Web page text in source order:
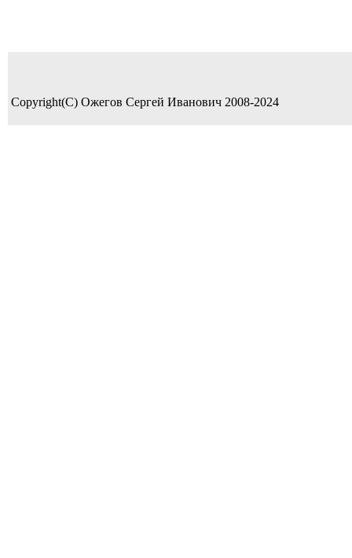
Copyright(C) Ожегов Сергей Иванович 2008-2024